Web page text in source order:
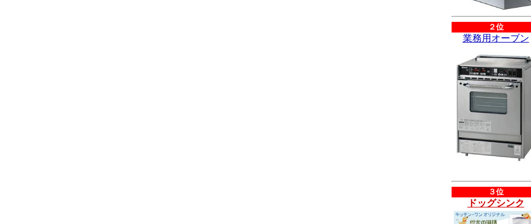
２位
業務用オーブン
３位
ドッグシンク